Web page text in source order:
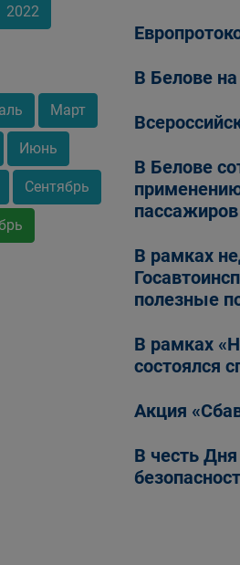
2022
Март
Июнь
Сентябрь
В Белове
В Белове
пассажиров
В рамках
полезные
В рамках
состоялся
Акция
В честь